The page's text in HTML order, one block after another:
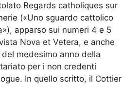
Regards catholiques sur
(«Uno sguardo cattolico
apparso sui numeri 4 e 5
Nova et Vetera, e anche
medesimo anno della
per i non credenti
In quello scritto, il Cottier